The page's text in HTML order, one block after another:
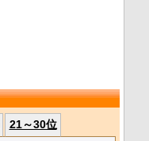
21～30位